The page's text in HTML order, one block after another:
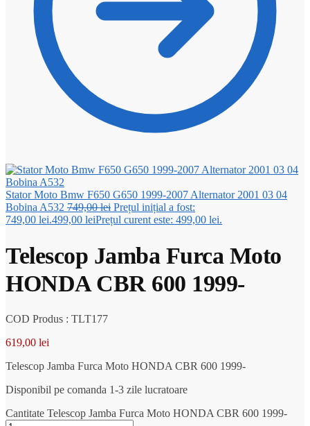
Stator Moto Bmw F650 G650 1999-2007 Alternator 2001 03 04
Bobina A532 749,00lei Prețul inițial a fost:
749,00 lei.499,00 leiPrețul curent este: 499,00 lei.
Telescop Jamba Furca Moto
HONDA CBR 600 1999-
COD Produs : TLT177
619,00 lei
Telescop Jamba Furca Moto HONDA CBR 600 1999-
Disponibil pe comanda 1-3 zile lucratoare
Cantitate Telescop Jamba Furca Moto HONDA CBR 600 1999-